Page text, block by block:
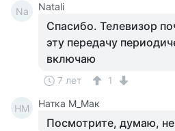
Na Natali
Спасибо. Телевизор
эту передачу
включаю
7 лет 1
НМ Натка М_Мак
Посмотрите, думаю,